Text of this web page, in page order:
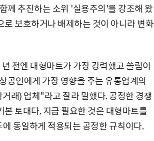
께 추진하는 소위 '실용주의'를 강조해 왔
보호하거나 배제하는 것이 아니라 변화
전엔 대형마트가 가장 강력했고 쏠림이
공인에게 가장 영향을 주는 유통업계의
래) 업체"라고 잘라 말했다. 공정한 경쟁
토대다. 지금 필요한 것은 대형마트를
동일하게 적용되는 공정한 규칙이다.